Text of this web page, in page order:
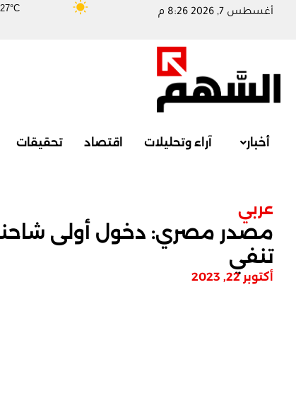
27°C أغسطس 7, 2026 8:26 م
أخبار آراء وتحليلات اقتصاد تحقيقات
عربي
مصدر مصري: دخول أولى
تنفي
أكتوبر 22, 2023